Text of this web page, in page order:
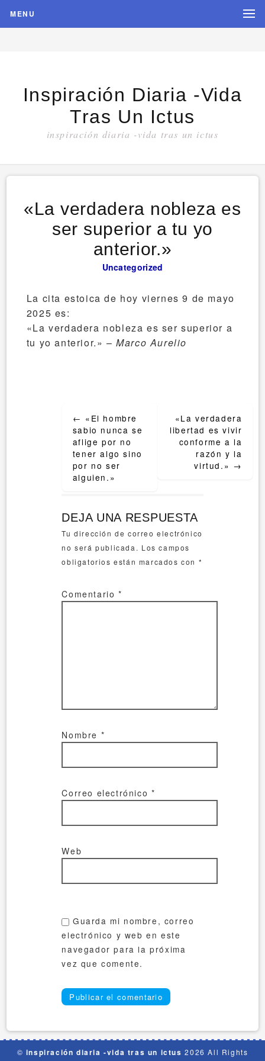
MENU
Inspiración Diaria -vida
Tras Un Ictus
inspiración diaria -vida tras un ictus
«La verdadera nobleza es
ser superior a tu yo
anterior.»
Uncategorized
La cita estoica de hoy viernes 9 de mayo
2025 es:
«La verdadera nobleza es ser superior a
tu yo anterior.» –Marco Aurelio
navigation
← «El hombre
sabio nunca se
aflige por no
tener algo sino
por no ser
alguien.»
«La verdadera
libertad es vivir
conforme a la
razón y la
virtud.» →
DEJA UNA RESPUESTA
Tu dirección de correo electrónico
no será publicada. Los campos
obligatorios están marcados con *
Comentario*
Nombre *
Correo electrónico *
Web
Guarda mi nombre, correo
electrónico y web en este
navegador para la próxima
vez que comente.
© inspiración diaria -vida tras un ictus 2026 All Rights